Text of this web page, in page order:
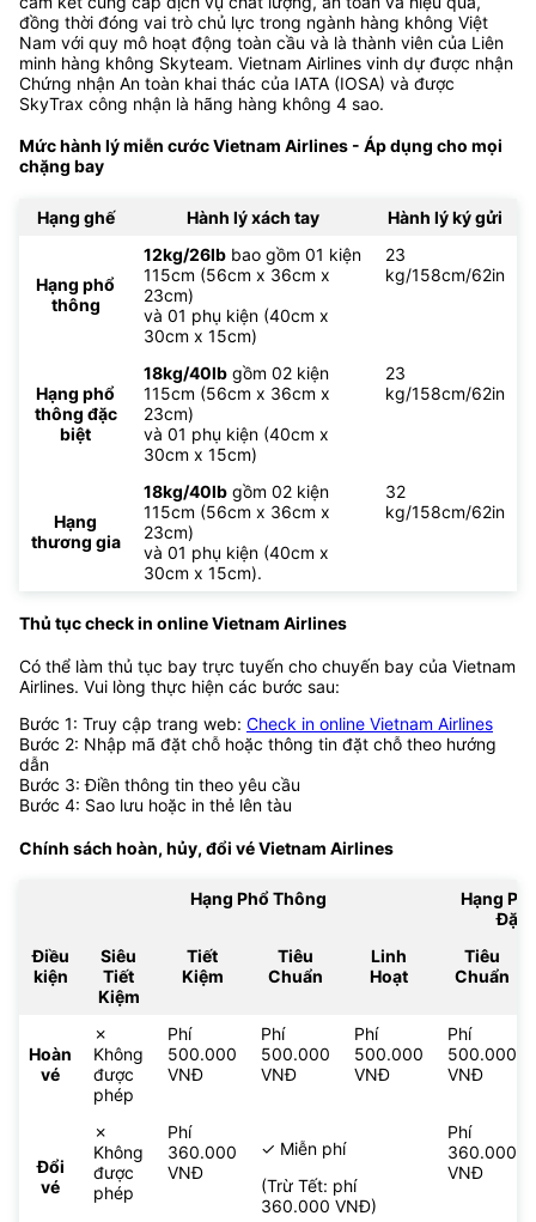
đồng thời đóng vai trò chủ lực trong ngành hàng không Việt
Nam với quy mô hoạt động toàn cầu và là thành viên của Liên
minh hàng không Skyteam. Vietnam Airlines vinh dự được nhận
Chứng nhận An toàn khai thác của IATA (IOSA) và được
SkyTrax công nhận là hãng hàng không 4 sao.
Mức hành lý miễn cước Vietnam Airlines - Áp dụng cho mọi
chặng bay
Hạng ghế Hành lý xách tay Hành lý ký gửi
Hạng phổ
thông
12kg/26lb bao gồm 01 kiện
115cm (56cm x 36cm x
23cm)
và 01 phụ kiện (40cm x
30cm x 15cm)
23
kg/158cm/62in
Hạng phổ
thông đặc
biệt
18kg/40lb gồm 02 kiện
115cm (56cm x 36cm x
23cm)
và 01 phụ kiện (40cm x
30cm x 15cm)
23
kg/158cm/62in
Hạng
thương gia
18kg/40lb gồm 02 kiện
115cm (56cm x 36cm x
23cm)
và 01 phụ kiện (40cm x
30cm x 15cm).
32
kg/158cm/62in
Thủ tục check in online Vietnam Airlines
Có thể làm thủ tục bay trực tuyến cho chuyến bay của Vietnam
Airlines. Vui lòng thực hiện các bước sau:
Bước 1: Truy cập trang web: Check in online Vietnam Airlines
Bước 2: Nhập mã đặt chỗ hoặc thông tin đặt chỗ theo hướng
dẫn
Bước 3: Điền thông tin theo yêu cầu
Bước 4: Sao lưu hoặc in thẻ lên tàu
Chính sách hoàn, hủy, đổi véVietnam Airlines
Hạng Phổ Thông
Hạng
Đặc
Điều
kiện
Siêu
Tiết
Kiệm
Tiết
Kiệm
Tiêu
Chuẩn
Linh
Hoạt
Tiêu
Chuẩn
Hoàn
vé
✗
Không
được
phép
Phí
500.000
VNĐ
Phí
500.000
VNĐ
Phí
500.000
VNĐ
Phí
500.000
VNĐ
Đổi
vé
✗
Không
được
phép
Phí
360.000
VNĐ
✓ Miễn phí
(Trừ Tết: phí
360.000 VNĐ)
Phí
360.000
VNĐ